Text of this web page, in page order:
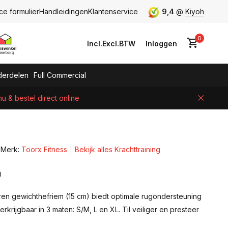
formulierHandleidingenKlantenservice 9,4 @ Kiyoh
Incl.Excl.BTW Inloggen
0
Full Commercial
& bestel direct online
Merk: Toorx Fitness Bekijk alles Krachttraining
gewichthefriem (15 cm) biedt optimale rugondersteuning
in 3 maten: S/M, L en XL. Til veiliger en presteer